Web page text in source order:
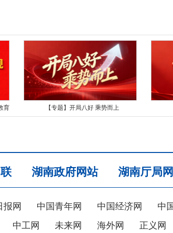
育 【专题】开局八好 乘势而上
湖南政府网站 湖南厅局
报网 中国青年网 中国经济网 中
中工网 未来网 海外网 正义网